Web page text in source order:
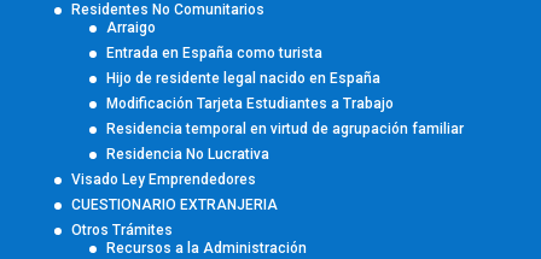
Residentes No Comunitarios
Arraigo
Entrada en España como turista
Hijo de residente legal nacido en España
Modificación Tarjeta Estudiantes a Trabajo
Residencia temporal en virtud de agrupación familiar
Residencia No Lucrativa
Visado Ley Emprendedores
CUESTIONARIO EXTRANJERIA
Otros Trámites
Recursos a la Administración